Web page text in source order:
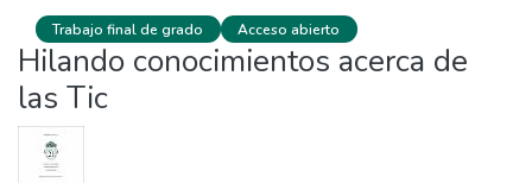
Trabajo final de grado Acceso abierto
Hilando conocimientos acerca de
las Tic